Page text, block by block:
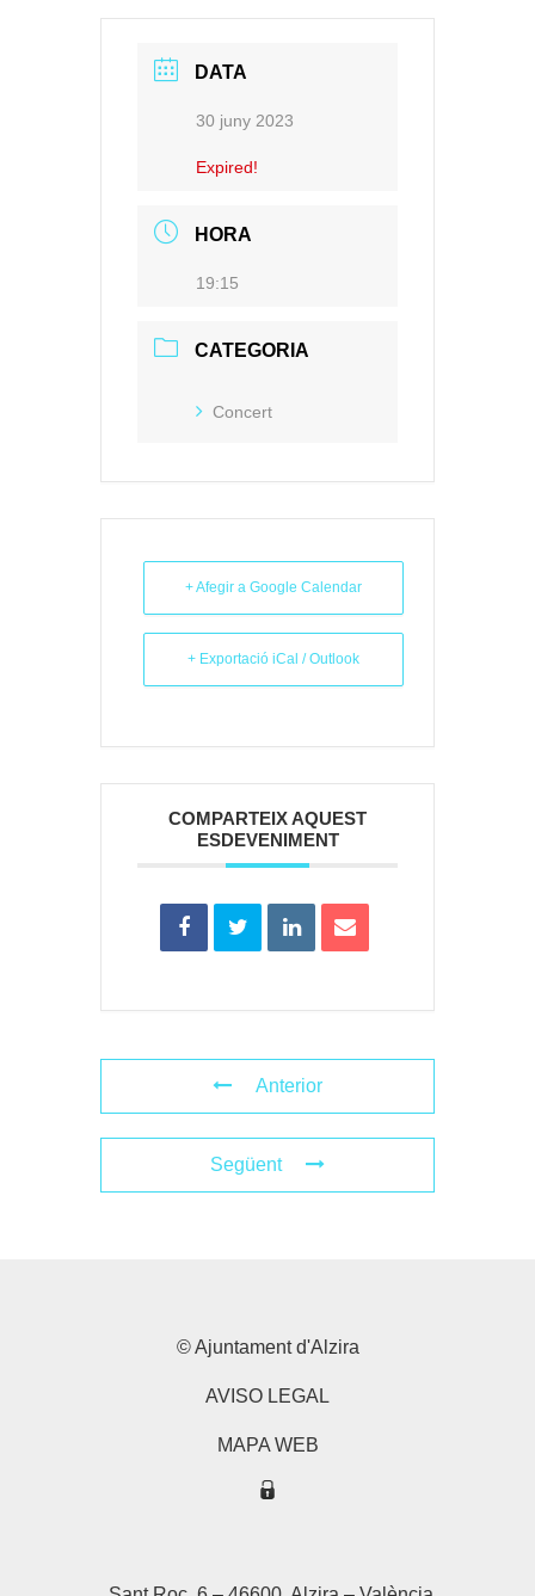
DATA
30 juny 2023
Expired!
HORA
19:15
CATEGORIA
Concert
+ Afegir a Google Calendar
+ Exportació iCal / Outlook
COMPARTEIX AQUEST
ESDEVENIMENT
Anterior
Següent
© Ajuntament d'Alzira
AVISO LEGAL
MAPA WEB